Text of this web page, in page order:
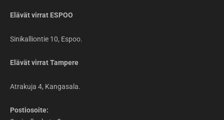
Elävät virrat ESPOO
Sinikalliontie 10, Espoo.
Elävät virrat Tampere
Atrakuja 4, Kangasala.
Postiosoite: